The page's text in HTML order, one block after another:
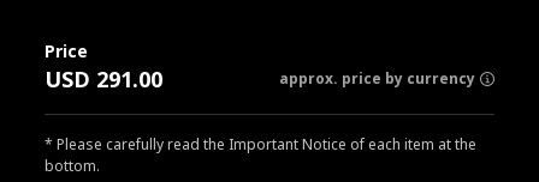
Price
USD 291.00 approx. price by currency
* Please carefully read the Important Notice of each item at the
bottom.